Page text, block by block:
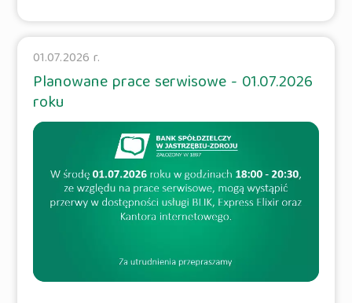
01.07.2026 r.
Planowane prace serwisowe - 01.07.2026
roku